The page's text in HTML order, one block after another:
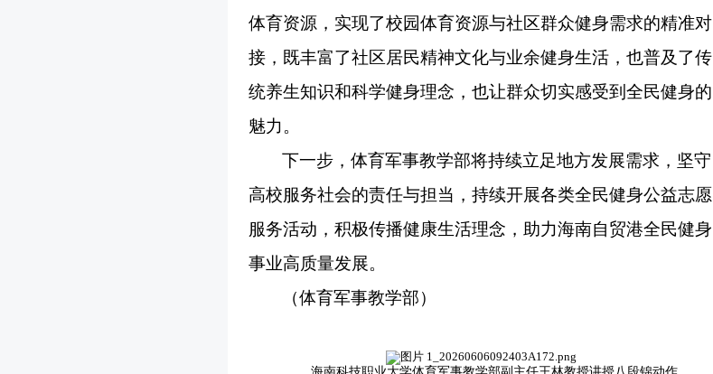
体育资源，实现了校园体育资源与社区群众健身需求的精准对
接，既丰富了社区居民精神文化与业余健身生活，也普及了传
统养生知识和科学健身理念，也让群众切实感受到全民健身的
魅力。
下一步，体育军事教学部将持续立足地方发展需求，坚守
高校服务社会的责任与担当，持续开展各类全民健身公益志愿
服务活动，积极传播健康生活理念，助力海南自贸港全民健身
事业高质量发展。
（体育军事教学部）